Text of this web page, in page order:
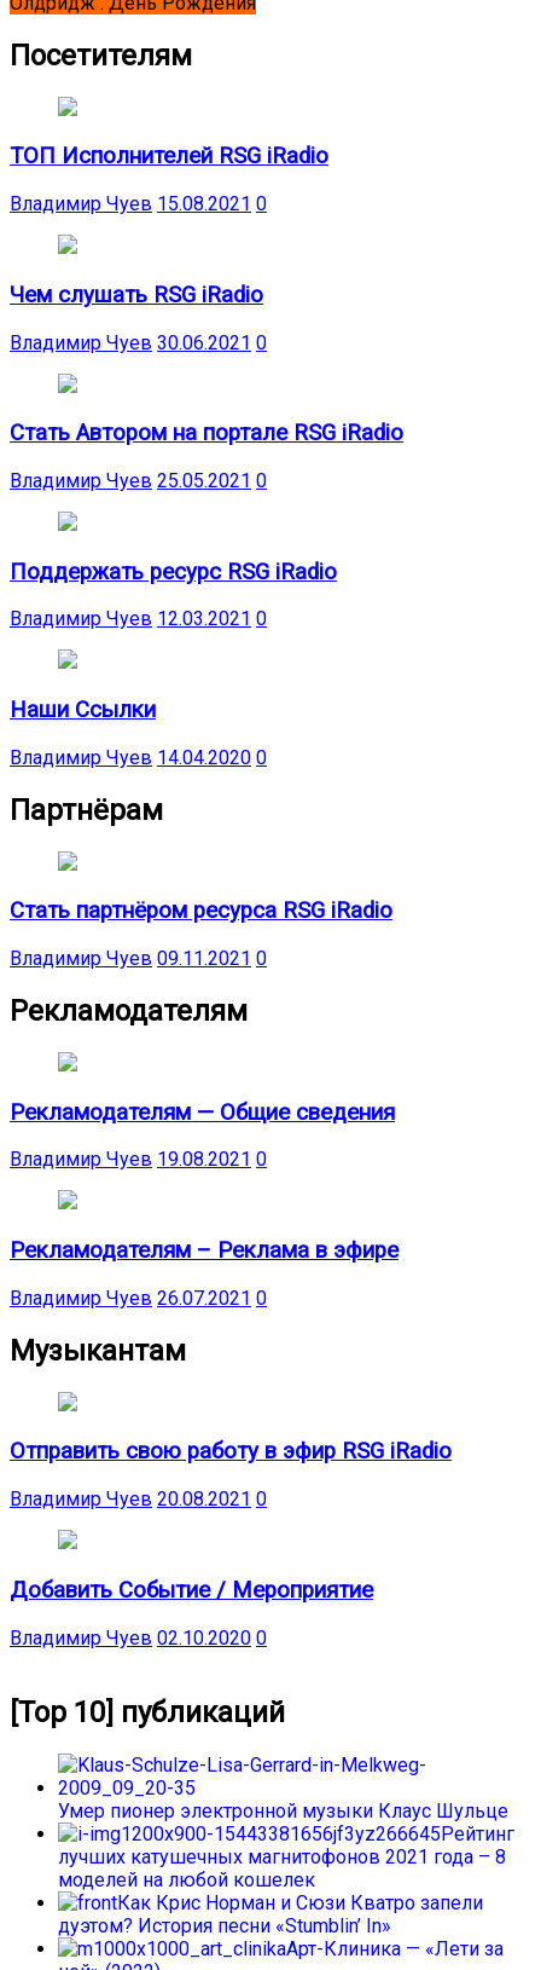
Посетителям
ТОП Исполнителей RSG iRadio
Владимир Чуев 15.08.2021 0
Чем слушать RSG iRadio
Владимир Чуев 30.06.2021 0
Стать Автором на портале RSG iRadio
Владимир Чуев 25.05.2021 0
Поддержать ресурс RSG iRadio
Владимир Чуев 12.03.2021 0
Наши Ссылки
Владимир Чуев 14.04.2020 0
Партнёрам
Стать партнёром ресурса RSG iRadio
Владимир Чуев 09.11.2021 0
Рекламодателям
Рекламодателям — Общие сведения
Владимир Чуев 19.08.2021 0
Рекламодателям – Реклама в эфире
Владимир Чуев 26.07.2021 0
Музыкантам
Отправить свою работу в эфир RSG iRadio
Владимир Чуев 20.08.2021 0
Добавить Событие / Мероприятие
Владимир Чуев 02.10.2020 0
[Top 10] публикаций
Умер пионер электронной музыки Клаус Шульце
Рейтинг
лучших катушечных магнитофонов 2021 года – 8
моделей на любой кошелек
Как Крис Норман и Сюзи Кватро запели
дуэтом? История песни «Stumblin’ In»
Арт-Клиника — «Лети за